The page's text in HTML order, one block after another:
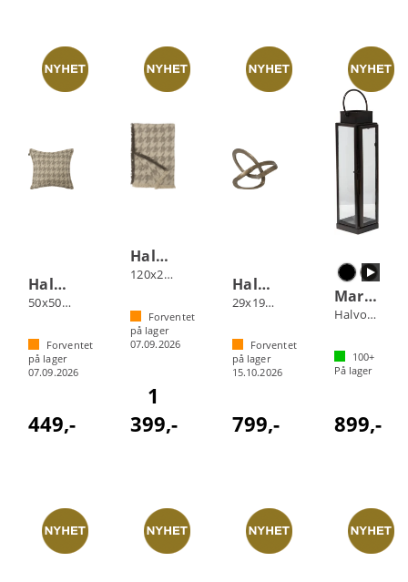
Halvor Bakke Zayla putetrekk
50x50 Beige
Forventet
på lager
07.09.2026
449,-
Halvor Bakke Zayla pledd
120x200 Beige
Forventet
på lager
07.09.2026
1
399,-
Halvor Bakke Blommenholm skulptur
29x19x30 Messing
Forventet
på lager
15.10.2026
799,-
Marmi lanterne innendørs
Halvor Bakke
100+
På lager
899,-